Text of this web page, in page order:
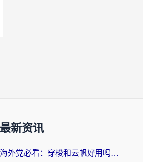
最新资讯
海外党必看：穿梭和云帆好用吗？3招教你选对回国加速器（附PTT翻墙+QuickbackFly2CN对比）